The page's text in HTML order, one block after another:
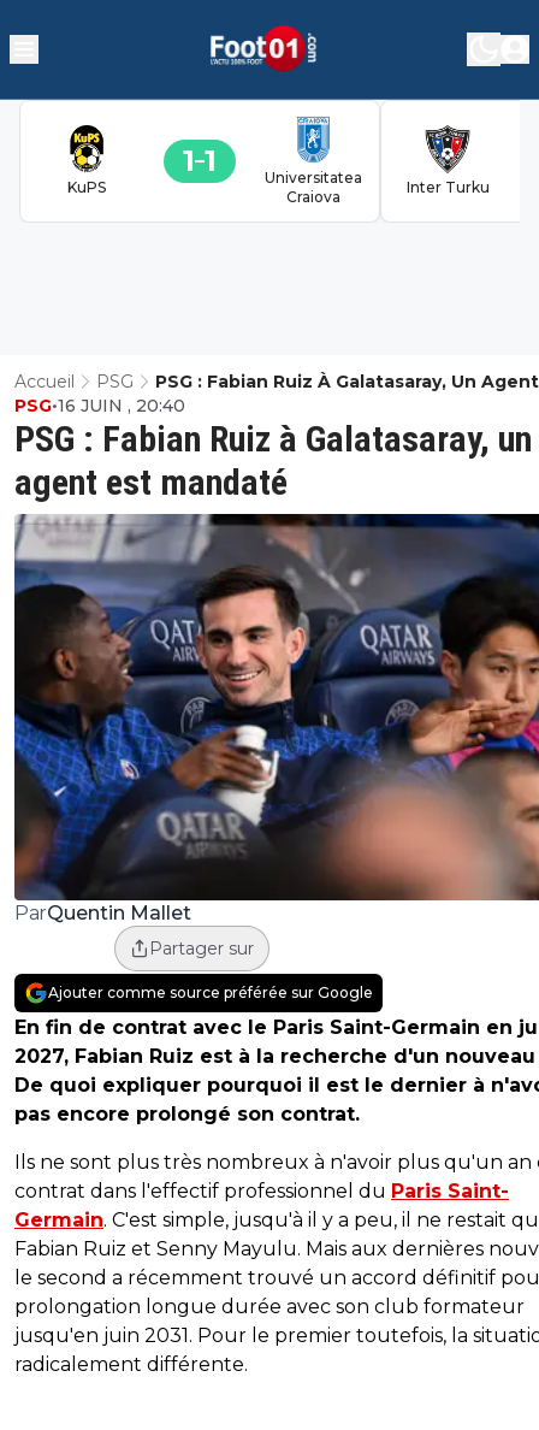
KuPS
1 1
Universitatea
Craiova
Inter Turku
Accueil PSG
PSG : Fabian Ruiz À Galatasaray, Un
Mandaté
PSG : Fabian Ruiz à Galatasaray, un
agent est mandaté
PSG•16 JUIN , 20:40
ParQuentin Mallet
Partager sur
Ajouter comme source préférée sur Google
En fin de contrat avec le Paris Saint-Germain en
2027, Fabian Ruiz est à la recherche d'un
De quoi expliquer pourquoi il est le dernier à
pas encore prolongé son contrat.
Ils ne sont plus très nombreux à n'avoir plus qu'un an
contrat dans l'effectif professionnel du Paris Saint-
Germain. C'est simple, jusqu'à il y a peu, il ne restait
Fabian Ruiz et Senny Mayulu. Mais aux dernières
le second a récemment trouvé un accord définitif
prolongation longue durée avec son club formateur
jusqu'en juin 2031. Pour le premier toutefois, la
radicalement différente.